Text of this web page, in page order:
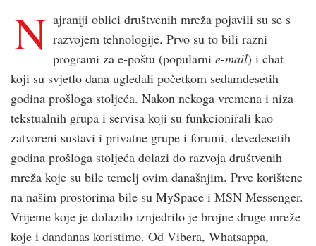
N ajraniji oblici društvenih mreža pojavili su se s
razvojem tehnologije. Prvo su to bili razni
programi za e-poštu (popularnie-mail) i chat
koji su svjetlo dana ugledali početkom sedamdesetih
godina prošloga stoljeća. Nakon nekoga vremena i niza
tekstualnih grupa i servisa koji su funkcionirali kao
zatvoreni sustavi i privatne grupe i forumi, devedesetih
godina prošloga stoljeća dolazi do razvoja društvenih
mreža koje su bile temelj ovim današnjim. Prve korištene
na našim prostorima bile su MySpace i MSN Messenger.
Vrijeme koje je dolazilo iznjedrilo je brojne druge mreže
koje i dandanas koristimo. Od Vibera, Whatsappa,